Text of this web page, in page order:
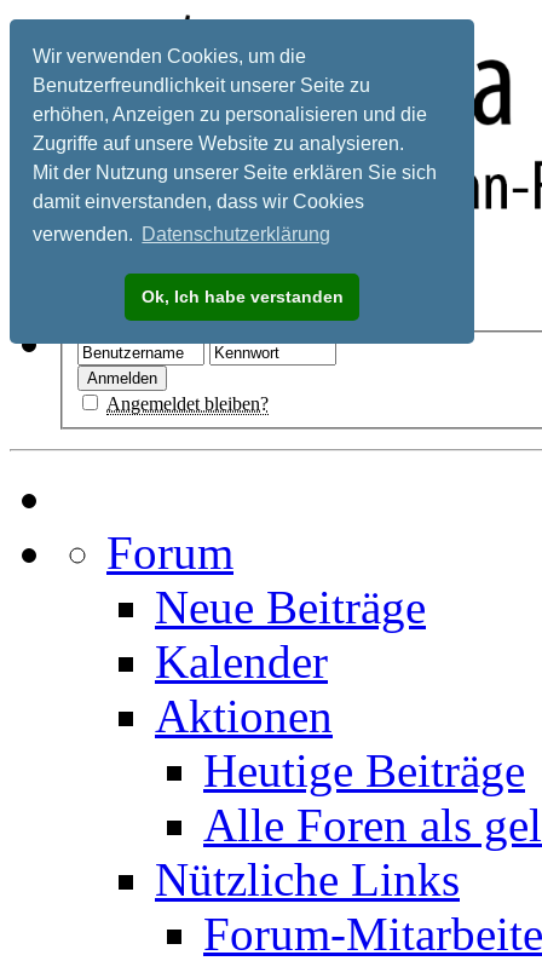
Wir verwenden Cookies, um die
Benutzerfreundlichkeit unserer Seite zu
erhöhen, Anzeigen zu personalisieren und die
Zugriffe auf unsere Website zu analysieren.
Mit der Nutzung unserer Seite erklären Sie sich
damit einverstanden, dass wir Cookies
verwenden. Datenschutzerklärung
Ok, Ich habe verstanden
Registrieren
Angemeldet bleiben?
Forum
Neue Beiträge
Kalender
Aktionen
Heutige Beiträge
Alle Foren als
Nützliche Links
Forum-